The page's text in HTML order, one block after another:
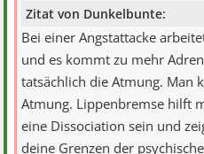
Zitat von Dunkelbunte:
Bei einer Angstattacke
und es kommt zu mehr
tatsächlich die Atmung. Man
Atmung. Lippenbremse hilft
eine Dissociation sein und
deine Grenzen der